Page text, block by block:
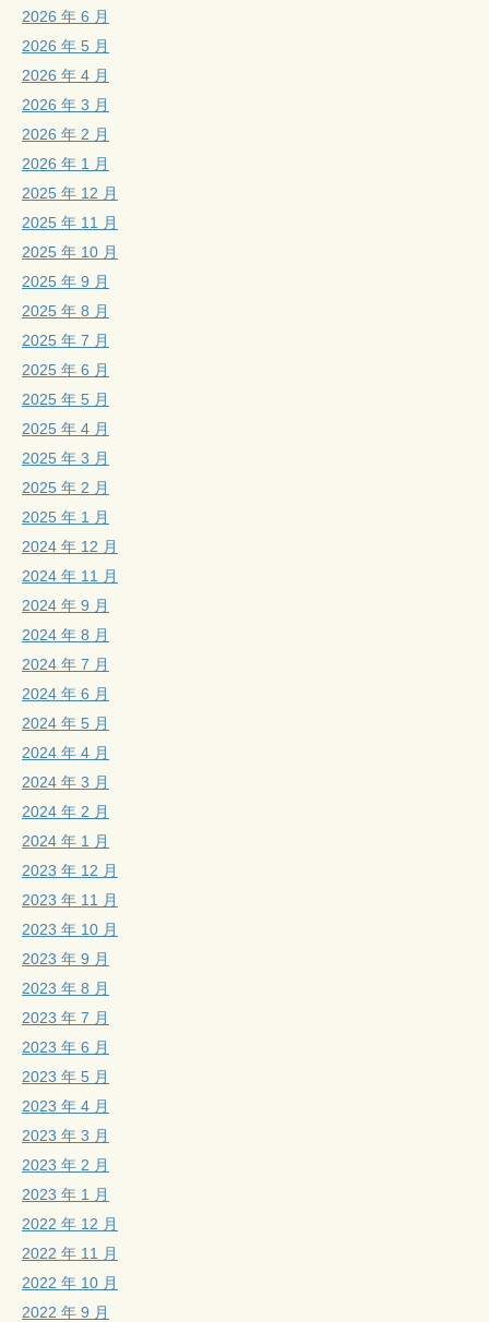
2026 年 6 月
2026 年 5 月
2026 年 4 月
2026 年 3 月
2026 年 2 月
2026 年 1 月
2025 年 12 月
2025 年 11 月
2025 年 10 月
2025 年 9 月
2025 年 8 月
2025 年 7 月
2025 年 6 月
2025 年 5 月
2025 年 4 月
2025 年 3 月
2025 年 2 月
2025 年 1 月
2024 年 12 月
2024 年 11 月
2024 年 9 月
2024 年 8 月
2024 年 7 月
2024 年 6 月
2024 年 5 月
2024 年 4 月
2024 年 3 月
2024 年 2 月
2024 年 1 月
2023 年 12 月
2023 年 11 月
2023 年 10 月
2023 年 9 月
2023 年 8 月
2023 年 7 月
2023 年 6 月
2023 年 5 月
2023 年 4 月
2023 年 3 月
2023 年 2 月
2023 年 1 月
2022 年 12 月
2022 年 11 月
2022 年 10 月
2022 年 9 月